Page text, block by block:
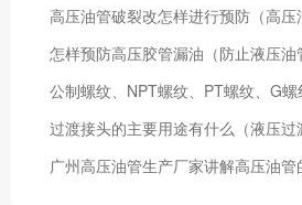
高压油管破裂改怎样进行预防（高压
怎样预防高压胶管漏油（防止液压油
公制螺纹、NPT螺纹、PT螺纹、G
广州高压油管生产厂家讲解高压油管